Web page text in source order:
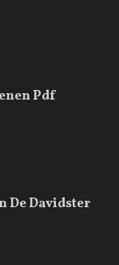
Pdf
De Davidster